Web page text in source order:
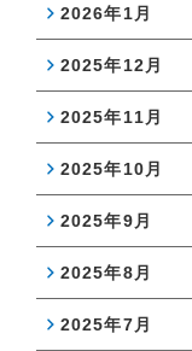
2026年1月
2025年12月
2025年11月
2025年10月
2025年9月
2025年8月
2025年7月